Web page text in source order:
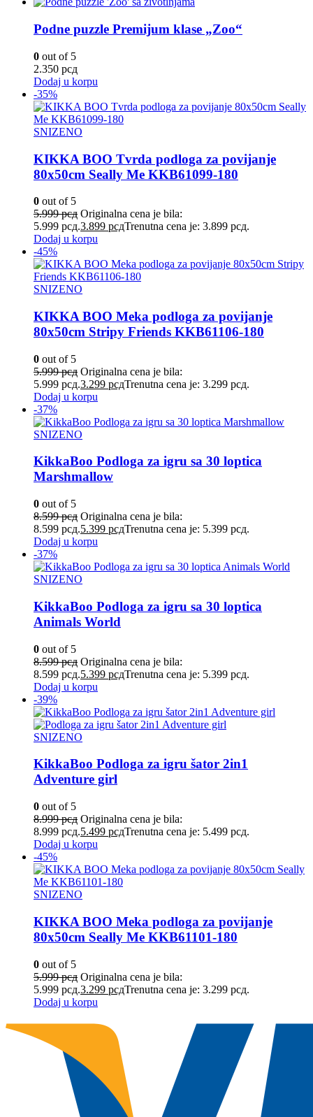
Podne puzzle Premijum klase „Zoo“
0 out of 5
2.350 рсд
Dodaj u korpu
-35%
SNIZENO
KIKKA BOO Tvrda podloga za povijanje
80х50cm Seally Me KKB61099-180
0 out of 5
5.999рсд Originalna cena je bila:
5.999 рсд.3.899 рсдTrenutna cena je: 3.899 рсд.
Dodaj u korpu
-45%
SNIZENO
KIKKA BOO Meka podloga za povijanje
80x50cm Stripy Friends KKB61106-180
0 out of 5
5.999рсд Originalna cena je bila:
5.999 рсд.3.299 рсдTrenutna cena je: 3.299 рсд.
Dodaj u korpu
-37%
SNIZENO
KikkaBoo Podloga za igru sa 30 loptica
Marshmallow
0 out of 5
8.599рсд Originalna cena je bila:
8.599 рсд.5.399 рсдTrenutna cena je: 5.399 рсд.
Dodaj u korpu
-37%
SNIZENO
KikkaBoo Podloga za igru sa 30 loptica
Animals World
0 out of 5
8.599рсд Originalna cena je bila:
8.599 рсд.5.399 рсдTrenutna cena je: 5.399 рсд.
Dodaj u korpu
-39%
SNIZENO
KikkaBoo Podloga za igru šator 2in1
Adventure girl
0 out of 5
8.999рсд Originalna cena je bila:
8.999 рсд.5.499 рсдTrenutna cena je: 5.499 рсд.
Dodaj u korpu
-45%
SNIZENO
KIKKA BOO Meka podloga za povijanje
80x50cm Seally Me KKB61101-180
0 out of 5
5.999рсд Originalna cena je bila:
5.999 рсд.3.299 рсдTrenutna cena je: 3.299 рсд.
Dodaj u korpu